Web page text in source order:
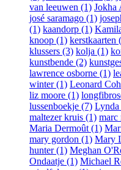
van leeuwen (1) Jokha
josé saramago (1)
(1) kaandorp (1)
knoop (1) kerstkaarten
klussers (3) kolja (1)
kunstbende (2)
lawrence osborne (1)
winter (1) Leonard
liz moore (1)
lussenboekje (7)
maltezer kruis (1) marc
Maria Dermoût (1)
mary gordon (1) Mary
hunter (1) Meghan
Ondaatje (1) Michael